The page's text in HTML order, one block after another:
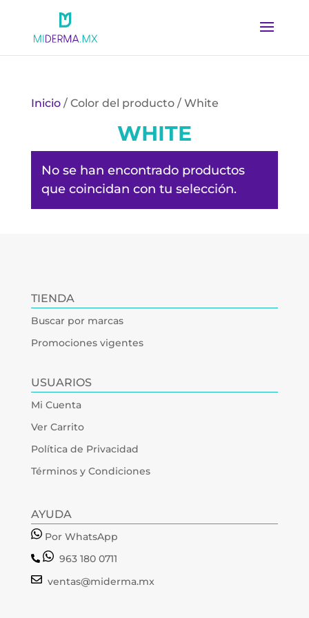
Inicio/ Color del producto / White
WHITE
No se han encontrado productos
que coincidan con tu selección.
TIENDA
Buscar por marcas
Promociones vigentes
USUARIOS
Mi Cuenta
Ver Carrito
Política de Privacidad
Términos y Condiciones
AYUDA
Por WhatsApp
963 180 0711
ventas@miderma.mx